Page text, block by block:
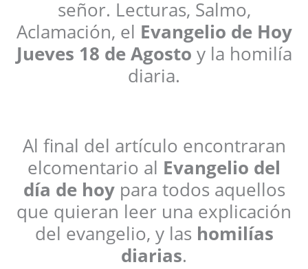
señor. Lecturas, Salmo,
Aclamación, el Evangelio de Hoy
Jueves 18 de Agosto y la homilía
diaria.
Al final del artículo encontraran
elcomentario al Evangelio del
día de hoypara todos aquellos
que quieran leer una explicación
del evangelio, y las homilías
diarias.